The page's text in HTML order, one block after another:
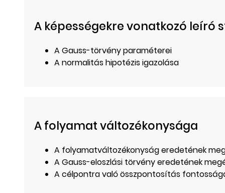
A képességekre vonatkozó leíró
A Gauss-törvény paraméterei
A normalitás hipotézis igazolása
A folyamat változékonysága
A folyamatváltozékonyság eredetének
A Gauss-eloszlási törvény eredetének
A célpontra való összpontosítás